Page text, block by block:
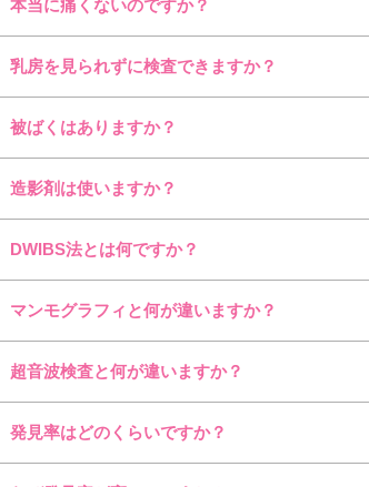
本当に痛くないのですか？
乳房を見られずに検査できますか？
被ばくはありますか？
造影剤は使いますか？
DWIBS法とは何ですか？
マンモグラフィと何が違いますか？
超音波検査と何が違いますか？
発見率はどのくらいですか？